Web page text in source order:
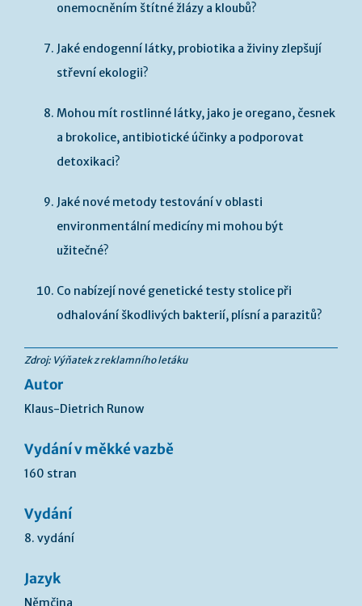
onemocněním štítné žlázy a kloubů?
Jaké endogenní látky, probiotika a živiny zlepšují
střevní ekologii?
Mohou mít rostlinné látky, jako je oregano, česnek
a brokolice, antibiotické účinky a podporovat
detoxikaci?
Jaké nové metody testování v oblasti
environmentální medicíny mi mohou být
užitečné?
Co nabízejí nové genetické testy stolice při
odhalování škodlivých bakterií, plísní a parazitů?
Zdroj: Výňatek z reklamního letáku
Autor
Klaus-Dietrich Runow
Vydání v měkké vazbě
160 stran
Vydání
8. vydání
Jazyk
Němčina